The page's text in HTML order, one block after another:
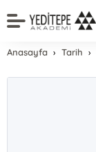
Anasayfa Tarih